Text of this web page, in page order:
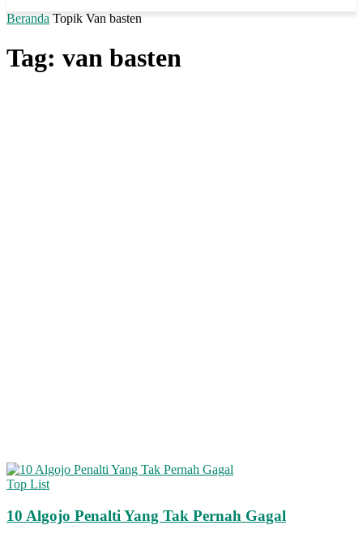
Beranda Topik Van basten
Tag: van basten
Top List
10 Algojo Penalti Yang Tak Pernah Gagal